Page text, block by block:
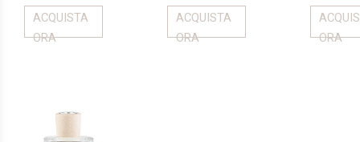
ACQUISTA
ORA
ACQUISTA
ORA
ORA